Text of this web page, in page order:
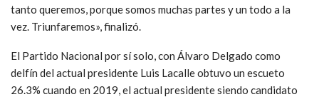
tanto queremos, porque somos muchas partes y un todo a la
vez. Triunfaremos», finalizó.
El Partido Nacional por sí solo, con Álvaro Delgado como
delfín del actual presidente Luis Lacalle obtuvo un escueto
26.3% cuando en 2019, el actual presidente siendo candidato